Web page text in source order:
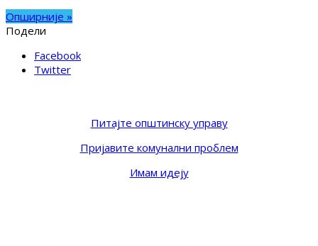
Опширније »
Подели
Facebook
Twitter
Питајте општинску управу
Пријавите комунални проблем
Имам идеју